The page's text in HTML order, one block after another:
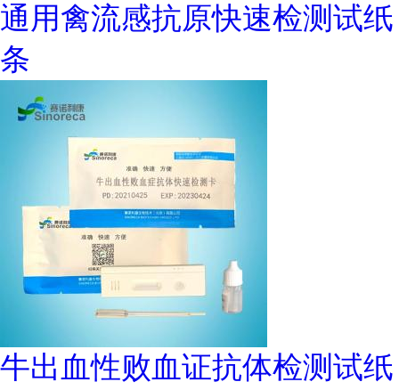
通用禽流感抗原快速检测试纸
条
牛出血性败血证抗体检测试纸